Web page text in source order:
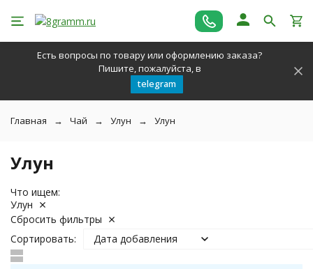
Есть вопросы по товару или оформлению заказа?
Пишите, пожалуйста, в
telegram
Главная Чай Улун Улун
Улун
Что ищем:
Улун
Сбросить фильтры
Сортировать:
Дата добавления